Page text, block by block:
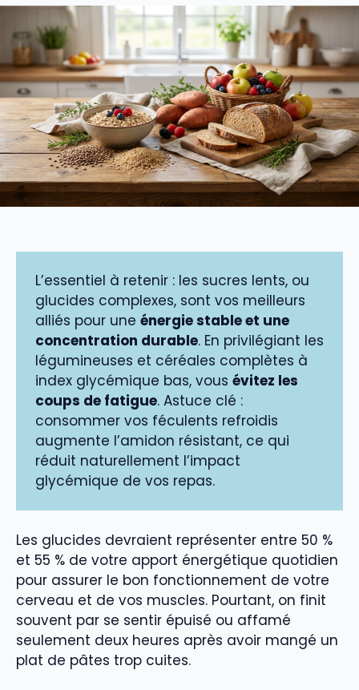
L’essentiel à retenir : les sucres lents, ou
glucides complexes, sont vos meilleurs
alliés pour une énergie stable et une
concentration durable. En privilégiant les
légumineuses et céréales complètes à
index glycémique bas, vous évitez les
coups de fatigue. Astuce clé :
consommer vos féculents refroidis
augmente l’amidon résistant, ce qui
réduit naturellement l’impact
glycémique de vos repas.
Les glucides devraient représenter entre 50 %
et 55 % de votre apport énergétique quotidien
pour assurer le bon fonctionnement de votre
cerveau et de vos muscles. Pourtant, on finit
souvent par se sentir épuisé ou affamé
seulement deux heures après avoir mangé un
plat de pâtes trop cuites.